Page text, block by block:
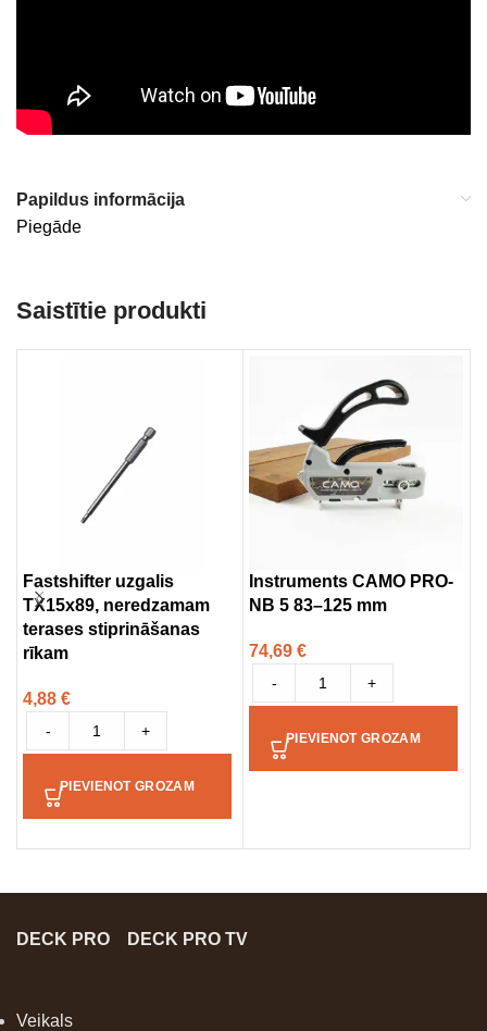
Papildus informācija
Piegāde
Saistītie produkti
Fastshifter uzgalis
TX15x89, neredzamam
terases stiprināšanas
rīkam
4,88 €
- +
PIEVIENOT GROZAM
Instruments CAMO PRO-
NB 5 83–125 mm
74,69 €
- +
PIEVIENOT GROZAM
DECK PRO DECK PRO TV
Veikals